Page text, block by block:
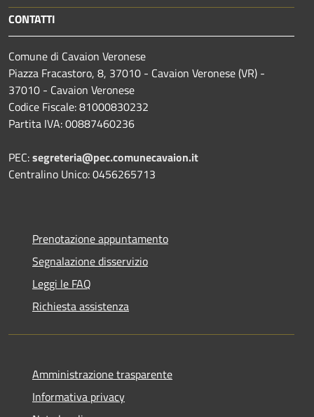
CONTATTI
Comune di Cavaion Veronese
Piazza Fracastoro, 8, 37010 - Cavaion Veronese (VR) -
37010 - Cavaion Veronese
Codice Fiscale: 81000830232
Partita IVA: 00887460236
PEC:segreteria@pec.comunecavaion.it
Centralino Unico: 0456265713
Prenotazione appuntamento
Segnalazione disservizio
Leggi le FAQ
Richiesta assistenza
Amministrazione trasparente
Informativa privacy